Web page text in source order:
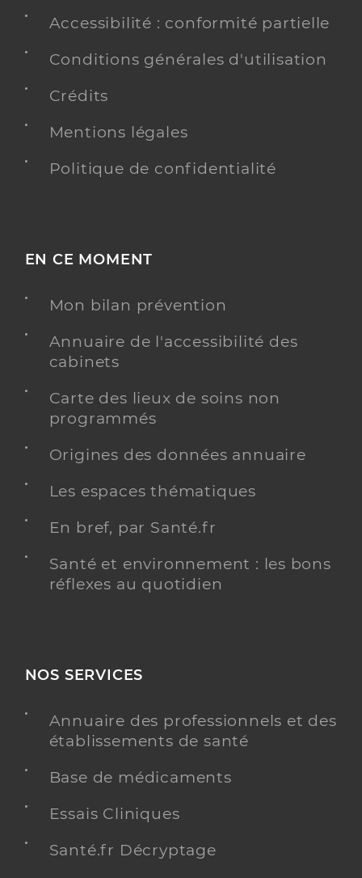
Accessibilité : conformité partielle
Conditions générales d'utilisation
Crédits
Mentions légales
Politique de confidentialité
EN CE MOMENT
Mon bilan prévention
Annuaire de l'accessibilité des
cabinets
Carte des lieux de soins non
programmés
Origines des données annuaire
Les espaces thématiques
En bref, par Santé.fr
Santé et environnement : les bons
réflexes au quotidien
NOS SERVICES
Annuaire des professionnels et des
établissements de santé
Base de médicaments
Essais Cliniques
Santé.fr Décryptage